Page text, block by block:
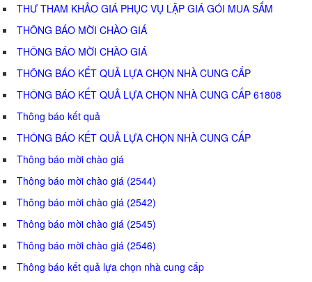
THƯ THAM KHẢO GIÁ PHỤC VỤ LẬP GIÁ GÓI MUA SẮM
THÔNG BÁO MỜI CHÀO GIÁ
THÔNG BÁO MỜI CHÀO GIÁ
THÔNG BÁO KẾT QUẢ LỰA CHỌN NHÀ CUNG CẤP
THÔNG BÁO KẾT QUẢ LỰA CHỌN NHÀ CUNG CẤP 61808
Thông báo kết quả
THÔNG BÁO KẾT QUẢ LỰA CHỌN NHÀ CUNG CẤP
Thông báo mời chào giá
Thông báo mời chào giá (2544)
Thông báo mời chào giá (2542)
Thông báo mời chào giá (2545)
Thông báo mời chào giá (2546)
Thông báo kết quả lựa chọn nhà cung cấp